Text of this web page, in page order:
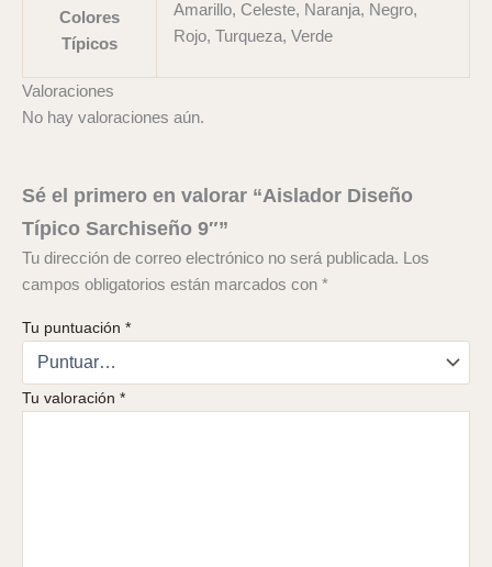
Colores
Típicos
Amarillo, Celeste, Naranja, Negro,
Rojo, Turqueza, Verde
Valoraciones
No hay valoraciones aún.
Sé el primero en valorar “Aislador Diseño
Típico Sarchiseño 9″”
Tu dirección de correo electrónico no será publicada.
Los
campos obligatorios están marcados con *
Tu puntuación *
Tu valoración *